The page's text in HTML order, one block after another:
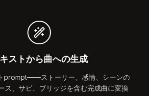
ストから曲への生成
prompt——ストーリー、感情、シーンの
、サビ、ブリッジを含む完成曲に変換